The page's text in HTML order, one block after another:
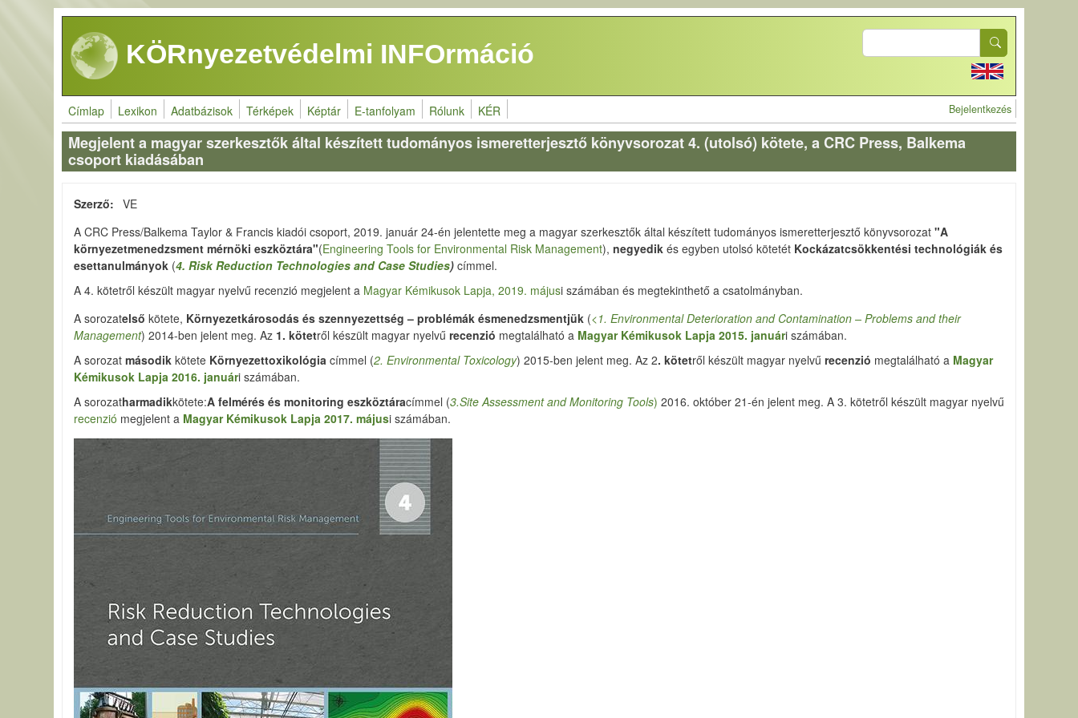
Ugrás a tartalomra
KÖRnyezetvédelmi INFOrmáció
Search
Címlap Lexikon Adatbázisok Térképek Képtár E-tanfolyam Rólunk KÉR User account
Bejelentkezés
Megjelent a magyar szerkesztők által készített tudományos ismeretterjesztő könyvsorozat 4. (utolsó) kötete, a CRC Press, Balkema
csoport kiadásában
Szerző
VE
A CRC Press/Balkema Taylor & Francis kiadói csoport, 2019. január 24-én jelentette meg a magyar szerkesztők által készített tudományos ismeretterjesztő könyvsorozat"A
környezetmenedzsment mérnöki eszköztára"(Engineering Tools for Environmental Risk Management),negyedik és egyben utolsó kötetét Kockázatcsökkentési technológiák és
esettanulmányok (4. Risk Reduction Technologies and Case Studies)címmel.
A 4. kötetről készült magyar nyelvű recenzió megjelent a Magyar Kémikusok Lapja, 2019. májusi számában és megtekinthető a csatolmányban.
A sorozatelső kötete, Környezetkárosodás és szennyezettség – problémák ésmenedzsmentjük (<1. Environmental Deterioration and Contamination – Problems and their
Management) 2014-ben jelent meg. Az 1. kötetről készült magyar nyelvűrecenzió megtalálható a Magyar Kémikusok Lapja 2015. januári számában.
A sorozatmásodik kötete Környezettoxikológia címmel (2. Environmental Toxicology) 2015-ben jelent meg. Az 2. kötetről készült magyar nyelvűrecenzió megtalálható a Magyar
Kémikusok Lapja 2016. januári számában.
A sorozatharmadikkötete:A felmérés és monitoring eszköztáracímmel (3.Site Assessment and Monitoring Tools) 2016. október 21-én jelent meg. A 3. kötetről készült magyar nyelvű
recenzió megjelent a Magyar Kémikusok Lapja 2017. májusi számában.